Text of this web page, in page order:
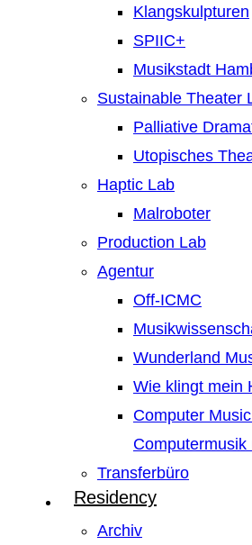
Klangskulpturen
SPIIC+
Musikstadt
Sustainable Theater
Palliative
Utopisches
Haptic Lab
Malroboter
Production Lab
Agentur
Off-ICMC
Wunderland
Wie klingt mein
Computer
Transferbüro
Residency
Archiv